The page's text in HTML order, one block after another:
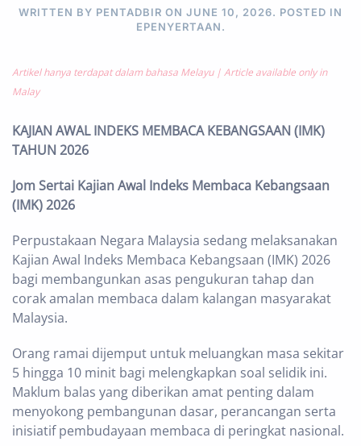
WRITTEN BY PENTADBIR ON JUNE 10, 2026. POSTED IN
EPENYERTAAN.
Artikel hanya terdapat dalam bahasa Melayu | Article available only in
Malay
KAJIAN AWAL INDEKS MEMBACA KEBANGSAAN (IMK)
TAHUN 2026
Jom Sertai Kajian Awal Indeks Membaca Kebangsaan
(IMK) 2026
Perpustakaan Negara Malaysia sedang melaksanakan
Kajian Awal Indeks Membaca Kebangsaan (IMK) 2026
bagi membangunkan asas pengukuran tahap dan
corak amalan membaca dalam kalangan masyarakat
Malaysia.
Orang ramai dijemput untuk meluangkan masa sekitar
5 hingga 10 minit bagi melengkapkan soal selidik ini.
Maklum balas yang diberikan amat penting dalam
menyokong pembangunan dasar, perancangan serta
inisiatif pembudayaan membaca di peringkat nasional.